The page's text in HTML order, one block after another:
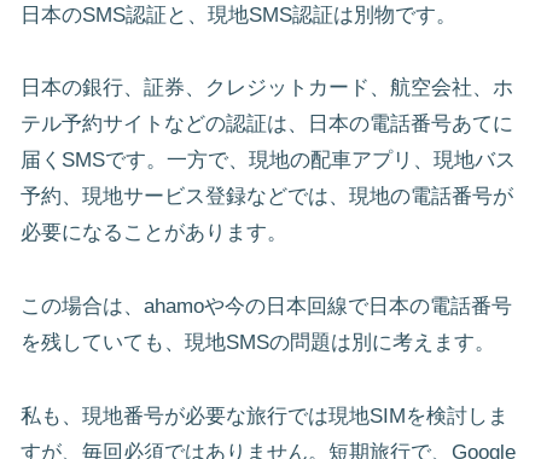
日本のSMS認証と、現地SMS認証は別物です。
日本の銀行、証券、クレジットカード、航空会社、ホ
テル予約サイトなどの認証は、日本の電話番号あてに
届くSMSです。一方で、現地の配車アプリ、現地バス
予約、現地サービス登録などでは、現地の電話番号が
必要になることがあります。
この場合は、ahamoや今の日本回線で日本の電話番号
を残していても、現地SMSの問題は別に考えます。
私も、現地番号が必要な旅行では現地SIMを検討しま
すが、毎回必須ではありません。短期旅行で、Google